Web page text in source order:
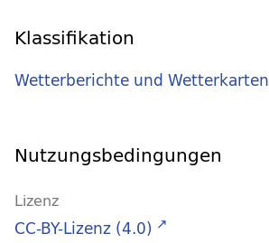
Klassifikation
Wetterberichte und Wetterkarten
Nutzungsbedingungen
Lizenz
CC-BY-Lizenz (4.0)